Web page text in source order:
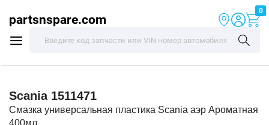
partsnspare.com
0
Scania 1511471
Смазка универсальная пластика Scania аэр Ароматная
400мл